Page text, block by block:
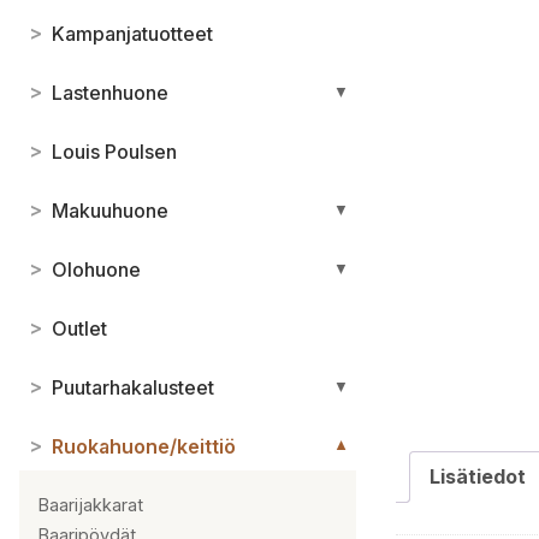
> Kampanjatuotteet
> Lastenhuone ▼
> Louis Poulsen
> Makuuhuone ▼
> Olohuone ▼
> Outlet
> Puutarhakalusteet ▼
> Ruokahuone/keittiö ▼
Baarijakkarat
Lisätiedot